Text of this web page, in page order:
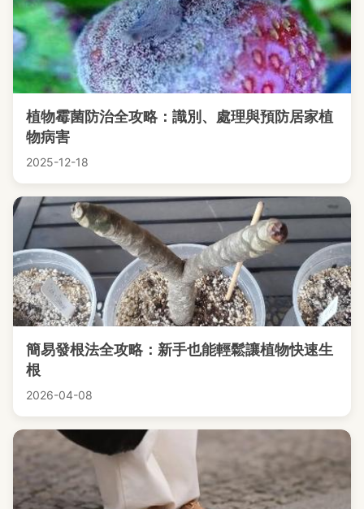
植物霉菌防治全攻略：識別、處理與預防居家植
物病害
2025-12-18
簡易發根法全攻略：新手也能輕鬆讓植物快速生
根
2026-04-08